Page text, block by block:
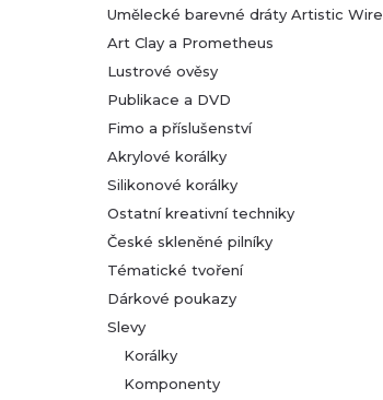
Umělecké barevné dráty Artistic Wire
Art Clay a Prometheus
Lustrové ověsy
Publikace a DVD
Fimo a příslušenství
Akrylové korálky
Silikonové korálky
Ostatní kreativní techniky
České skleněné pilníky
Tématické tvoření
Dárkové poukazy
Slevy
Korálky
Komponenty